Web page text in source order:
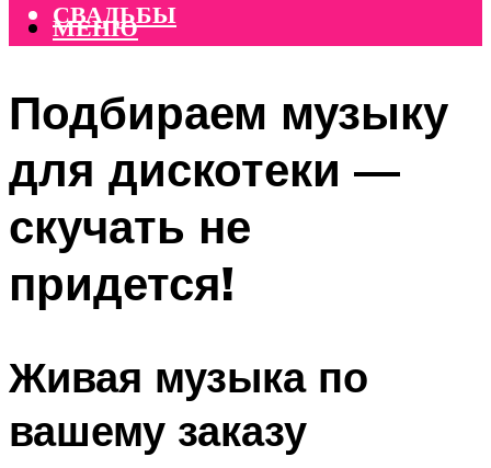
СВАДЬБЫ
МЕНЮ
Подбираем музыку
для дискотеки —
скучать не
придется!
Живая музыка по
вашему заказу